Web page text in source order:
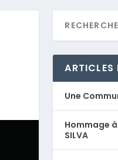
ARTICLES
Une
Hommage
SILVA